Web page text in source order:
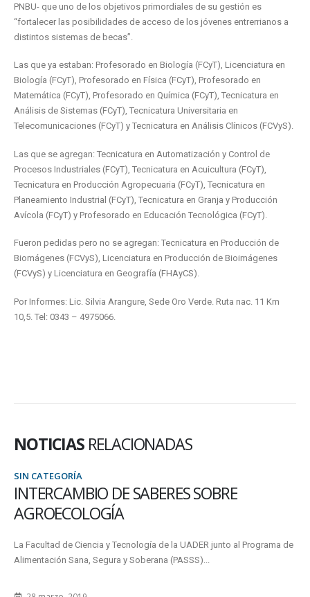
PNBU- que uno de los objetivos primordiales de su gestión es
“fortalecer las posibilidades de acceso de los jóvenes entrerrianos a
distintos sistemas de becas”.
Las que ya estaban: Profesorado en Biología (FCyT), Licenciatura en
Biología (FCyT), Profesorado en Física (FCyT), Profesorado en
Matemática (FCyT), Profesorado en Química (FCyT), Tecnicatura en
Análisis de Sistemas (FCyT), Tecnicatura Universitaria en
Telecomunicaciones (FCyT) y Tecnicatura en Análisis Clínicos (FCVyS).
Las que se agregan: Tecnicatura en Automatización y Control de
Procesos Industriales (FCyT), Tecnicatura en Acuicultura (FCyT),
Tecnicatura en Producción Agropecuaria (FCyT), Tecnicatura en
Planeamiento Industrial (FCyT), Tecnicatura en Granja y Producción
Avícola (FCyT) y Profesorado en Educación Tecnológica (FCyT).
Fueron pedidas pero no se agregan: Tecnicatura en Producción de
Biomágenes (FCVyS), Licenciatura en Producción de Bioimágenes
(FCVyS) y Licenciatura en Geografía (FHAyCS).
Por Informes: Lic. Silvia Arangure, Sede Oro Verde. Ruta nac. 11 Km
10,5. Tel: 0343 – 4975066.
NOTICIAS RELACIONADAS
SIN CATEGORÍA
LA FCYT OFRECE DOS BECAS COMPLETAS
PARA EL DOCTORADO EN EDUCACIÓN
El doctorado es el más alto grado académico que confieren las